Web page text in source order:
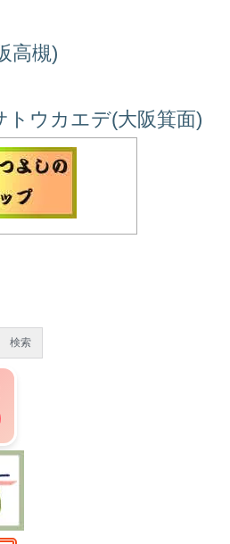
高槻)
ウカエデ(大阪箕面)